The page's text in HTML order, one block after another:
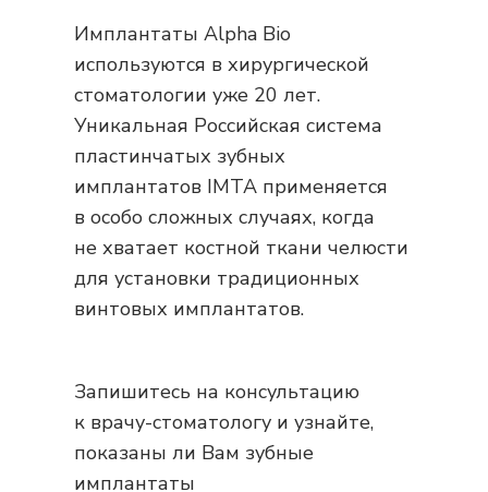
Имплантаты Alpha Bio
используются в хирургической
стоматологии уже 20 лет.
Уникальная Российская система
пластинчатых зубных
имплантатов IMTA применяется
в особо сложных случаях, когда
не хватает костной ткани челюсти
для установки традиционных
винтовых имплантатов.
Запишитесь на консультацию
к врачу-стоматологу и узнайте,
показаны ли Вам зубные
имплантаты